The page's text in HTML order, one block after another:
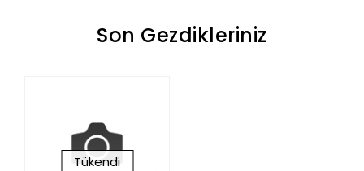
Son Gezdikleriniz
Tükendi